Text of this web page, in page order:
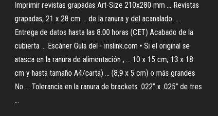
Imprimir revistas grapadas Art-Size 210x280 mm ... Revistas
grapadas, 21 x 28 cm ... de la ranura y del acanalado. ...
Entrega de datos hasta las 8.00 horas (CET) Acabado de la
cubierta ... Escáner Guía del - irislink.com • Si el original se
atasca en la ranura de alimentación , ... 10 x 15 cm, 13 x 18
cm y hasta tamaño A4/carta) ... (8,9 x 5 cm) o más grandes
No ... Tolerancia en la ranura de brackets .022” x .025” de tres
...